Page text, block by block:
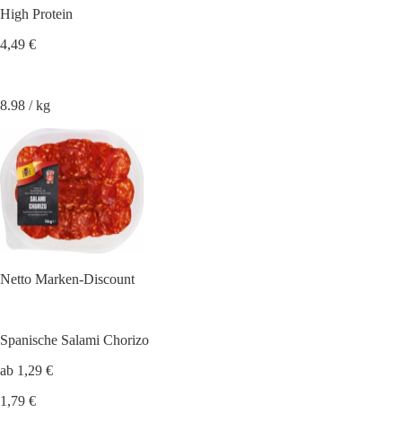
High Protein
4,49 €
8.98 / kg
Netto Marken-Discount
Spanische Salami Chorizo
ab 1,29 €
1,79 €